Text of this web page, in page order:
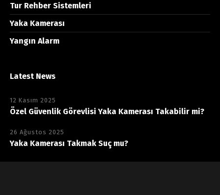
Tur Rehber Sistemleri
Yaka Kamerası
Yangın Alarm
Latest News
12 Kasım 2025
Özel Güvenlik Görevlisi Yaka Kamerası Takabilir mi?
26 Ağustos 2025
Yaka Kamerası Takmak Suç mu?